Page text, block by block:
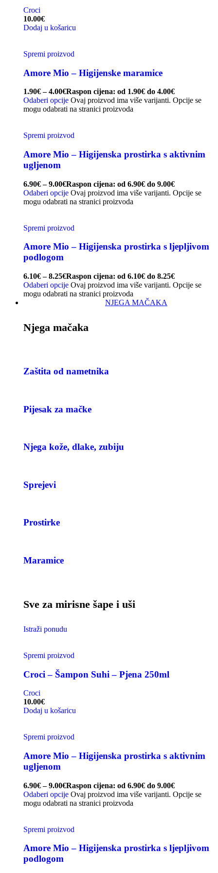
Croci
10.00€
Dodaj u košaricu
Spremi proizvod
Amore Mio – Higijenske maramice
1.90€ – 4.00€Raspon cijena: od 1.90€ do 4.00€
Odaberi opcije Ovaj proizvod ima više varijanti. Opcije se
mogu odabrati na stranici proizvoda
Spremi proizvod
Amore Mio – Higijenska prostirka s aktivnim
ugljenom
6.90€ – 9.00€Raspon cijena: od 6.90€ do 9.00€
Odaberi opcije Ovaj proizvod ima više varijanti. Opcije se
mogu odabrati na stranici proizvoda
Spremi proizvod
Amore Mio – Higijenska prostirka s ljepljivom
podlogom
6.10€ – 8.25€Raspon cijena: od 6.10€ do 8.25€
Odaberi opcije Ovaj proizvod ima više varijanti. Opcije se
mogu odabrati na stranici proizvoda
NJEGA MAČAKA
Njega mačaka
Zaštita od nametnika
Pijesak za mačke
Njega kože, dlake, zubiju
Sprejevi
Prostirke
Maramice
Sve za mirisne šape i uši
Istraži ponudu
Spremi proizvod
Croci – Šampon Suhi – Pjena 250ml
Croci
10.00€
Dodaj u košaricu
Spremi proizvod
Amore Mio – Higijenska prostirka s aktivnim
ugljenom
6.90€ – 9.00€Raspon cijena: od 6.90€ do 9.00€
Odaberi opcije Ovaj proizvod ima više varijanti. Opcije se
mogu odabrati na stranici proizvoda
Spremi proizvod
Amore Mio – Higijenska prostirka s ljepljivom
podlogom